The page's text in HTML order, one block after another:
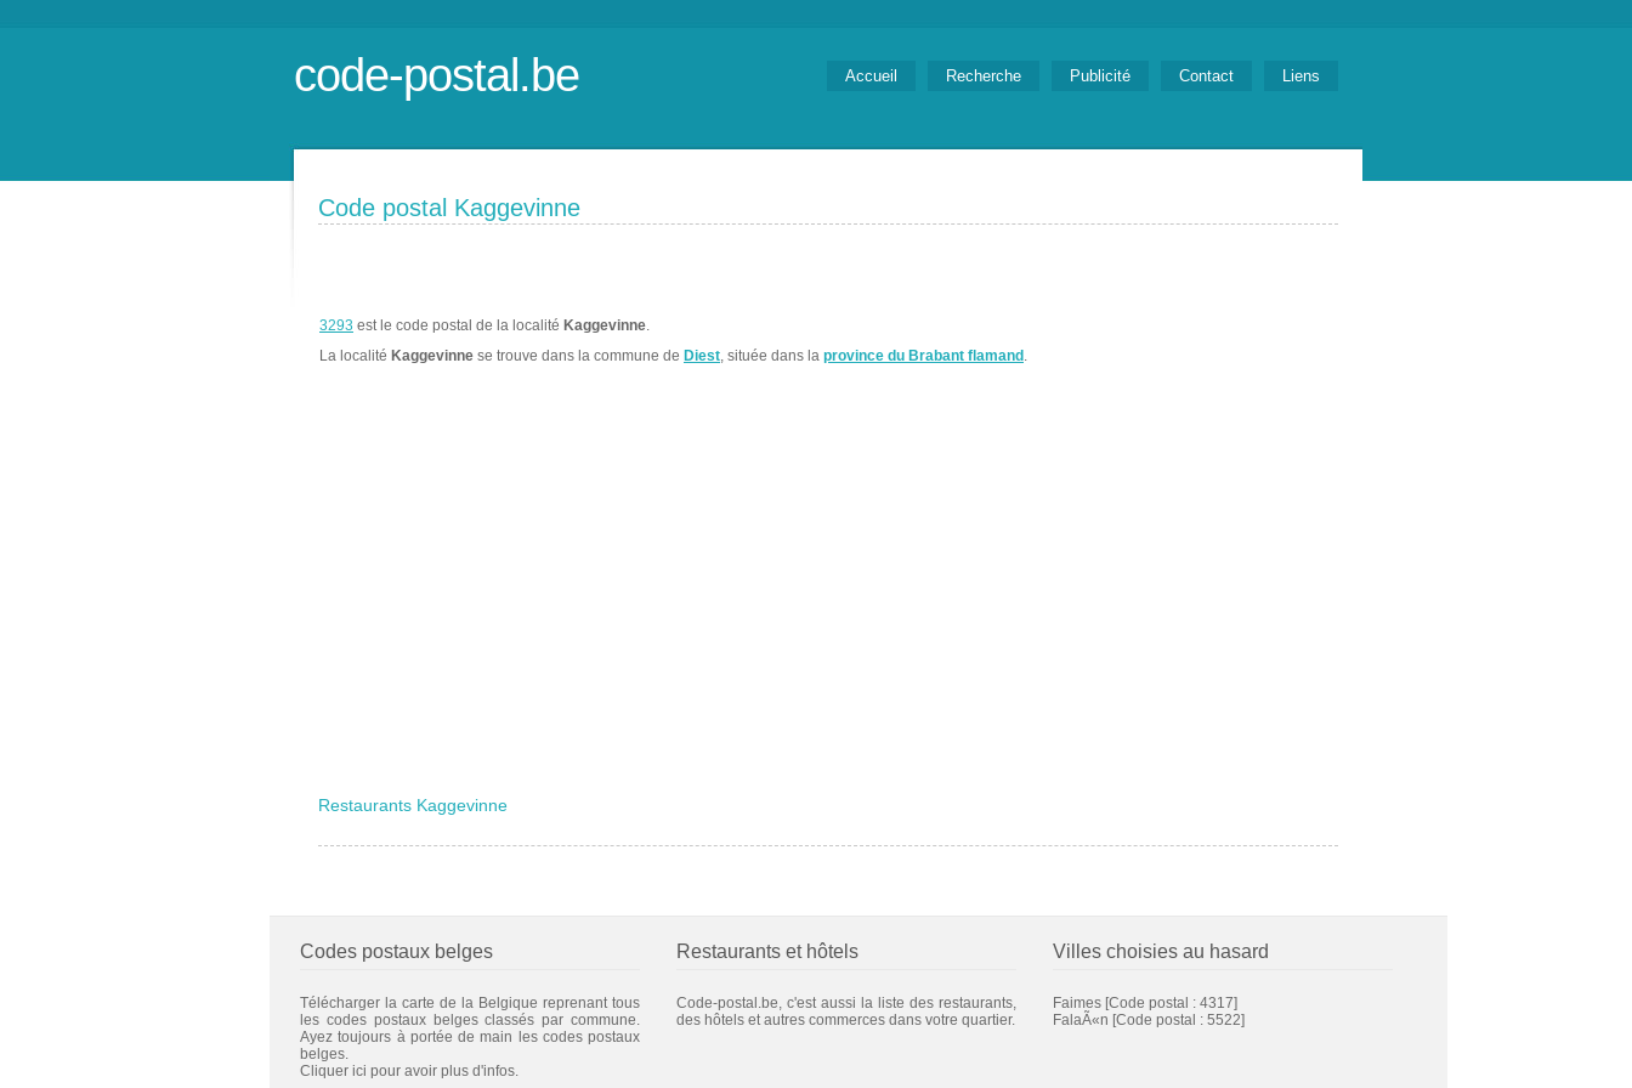
code-postal.be Accueil Recherche Publicité Contact Liens
Code postal Kaggevinne
3293 est le code postal de la localité Kaggevinne.
La localité Kaggevinne se trouve dans la commune de Diest, située dans la province du Brabant flamand .
Restaurants Kaggevinne
Codes postaux belges
Télécharger la carte de la Belgique reprenant tous
les codes postaux belges classés par commune.
Ayez toujours à portée de main les codes postaux
belges.
Cliquer ici pour avoir plus d'infos.
Restaurants et hôtels
Code-postal.be, c'est aussi la liste des restaurants,
des hôtels et autres commerces dans votre quartier.
Villes choisies au hasard
Faimes [Code postal : 4317]
FalaÃ«n [Code postal : 5522]